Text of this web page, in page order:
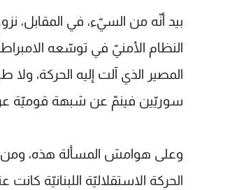
بيد أنّه من السيّء، في المقابل،
النظام الأمنيّ في توسّعه
المصير الذي آلت إليه الحركة، ولا
سوريّين فينمّ عن شبهة قوميّة
وعلى هوامش المسألة هذه، ومن
الحركة الاستقلاليّة اللبنانيّة